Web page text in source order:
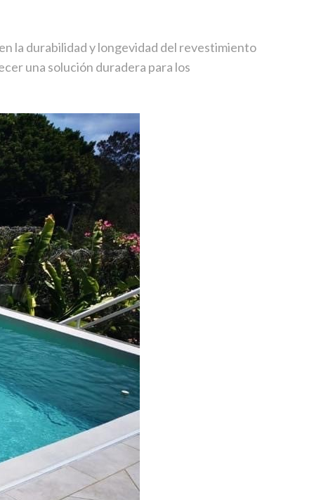
la durabilidad y longevidad del revestimiento
una solución duradera para los